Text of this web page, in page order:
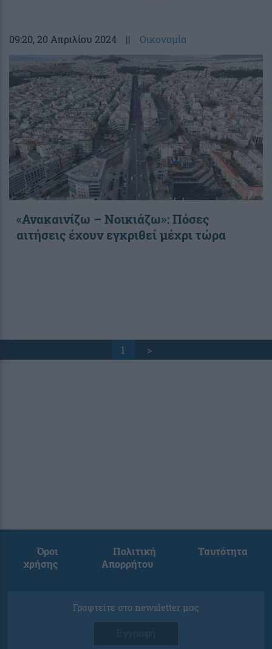
09:20, 20 Απριλίου 2024 || Οικονομία
«Ανακαινίζω – Νοικιάζω»: Πόσες
αιτήσεις έχουν εγκριθεί μέχρι τώρα
1 >
Όροι
χρήσης
Πολιτική
Απορρήτου
Ταυτότητα
Γραφτείτε στο newsletter μας
Εγγραφή